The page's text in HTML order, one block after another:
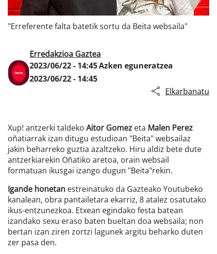
"Erreferente falta batetik sortu da Beita websaila"
Erredakzioa Gaztea
2023/06/22 - 14:45Azken eguneratzea
2023/06/22 - 14:45
Elkarbanatu
Xup! antzerki taldeko Aitor Gomez eta Malen Perez
oñatiarrak izan ditugu estudioan "Beita" websailaz
jakin beharreko guztia azaltzeko. Hiru aldiz bete dute
antzerkiarekin Oñatiko aretoa, orain websail
formatuan ikusgai izango dugun "Beita"rekin.
Igande honetan estreinatuko da Gazteako Youtubeko
kanalean, obra pantailetara ekarriz, 8 atalez osatutako
ikus-entzunezkoa. Etxean egindako festa batean
izandako sexu eraso baten bueltan doa websaila; non
bertan izan ziren zortzi lagunek argitu beharko duten
zer pasa den.